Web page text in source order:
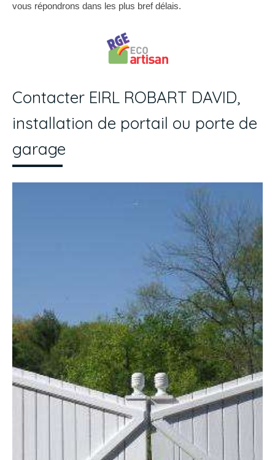
vous répondrons dans les plus bref délais.
Contacter EIRL ROBART DAVID,
installation de portail ou porte de
garage